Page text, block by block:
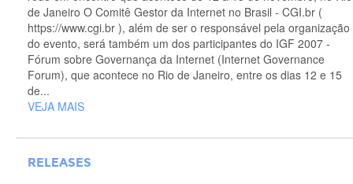
de Janeiro O Comitê Gestor da Internet no Brasil - CGI.br (
https://www.cgi.br ), além de ser o responsável pela organização
do evento, será também um dos participantes do IGF 2007 -
Fórum sobre Governança da Internet (Internet Governance
Forum), que acontece no Rio de Janeiro, entre os dias 12 e 15
de...
VEJA MAIS
RELEASES